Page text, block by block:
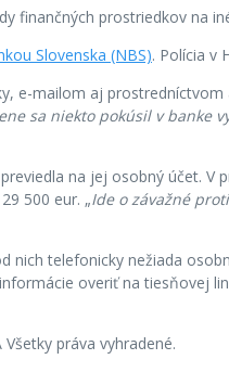
finančných prostriedkov na
Slovenska (NBS). Polícia v
e-mailom aj
sa niekto pokúsil v banke
na jej osobný účet. V
500 eur. „Ide o závažné
telefonicky nežiada
overiť na tiesňovej
Všetky práva vyhradené.